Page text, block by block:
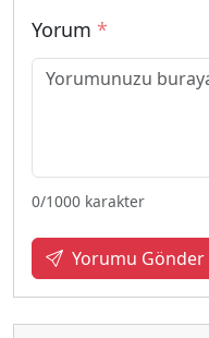
Yorum *
0/1000 karakter
Yorumu Gönder